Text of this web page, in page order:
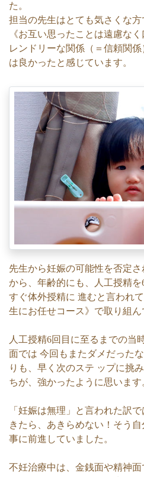
た。
担当の先生はとても気さくな
《お互い思ったことは遠慮な
レンドリーな関係（＝信頼関
は良かったと感じています。
先生から妊娠の可能性を否定
から、年齢的にも、人工授精を
すぐ体外授精に 進むと言われ
生にお任せコース》で取り組ん
人工授精6回目に至るまでの当
面では 今回もまたダメだった
りも、早く次のステ ップに挑
ちが、強かったように思います
「妊娠は無理」と言われた訳
きたら、あきらめない！そう
事に前進していました。
不妊治療中は、金銭面や精神